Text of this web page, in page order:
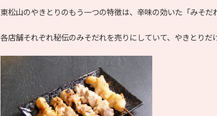
東松山のやきとりのもう一つの特徴は、辛味の効いた「みそだ
各店舗それぞれ秘伝のみそだれを売りにしていて、やきとりだ